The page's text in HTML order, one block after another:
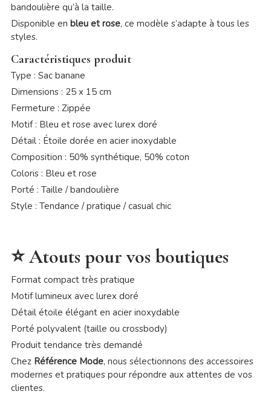
bandoulière qu’à la taille.
Disponible en bleu et rose, ce modèle s’adapte à tous les
styles.
Caractéristiques produit
Type : Sac banane
Dimensions : 25 x 15 cm
Fermeture : Zippée
Motif : Bleu et rose avec lurex doré
Détail : Étoile dorée en acier inoxydable
Composition : 50% synthétique, 50% coton
Coloris : Bleu et rose
Porté : Taille / bandoulière
Style : Tendance / pratique / casual chic
⭐ Atouts pour vos boutiques
Format compact très pratique
Motif lumineux avec lurex doré
Détail étoile élégant en acier inoxydable
Porté polyvalent (taille ou crossbody)
Produit tendance très demandé
Chez Référence Mode, nous sélectionnons des accessoires
modernes et pratiques pour répondre aux attentes de vos
clientes.